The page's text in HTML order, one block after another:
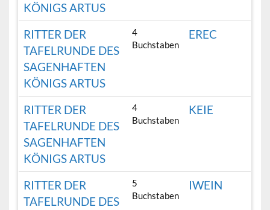
KÖNIGS ARTUS
RITTER DER
TAFELRUNDE DES
SAGENHAFTEN
KÖNIGS ARTUS
4
Buchstaben
EREC
RITTER DER
TAFELRUNDE DES
SAGENHAFTEN
KÖNIGS ARTUS
4
Buchstaben
KEIE
RITTER DER
TAFELRUNDE DES
5
Buchstaben
IWEIN